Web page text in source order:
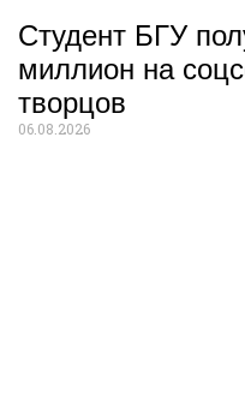
Студент БГУ
миллион на
творцов
06.08.2026